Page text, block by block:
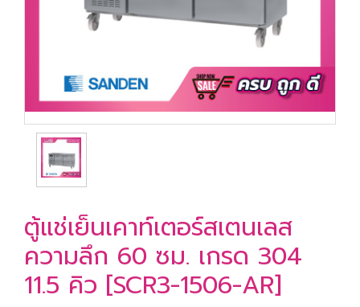
ตู้แช่เย็นเคาท์เตอร์สเตนเลส
ความลึก 60 ซม. เกรด 304
11.5 คิว [SCR3-1506-AR]